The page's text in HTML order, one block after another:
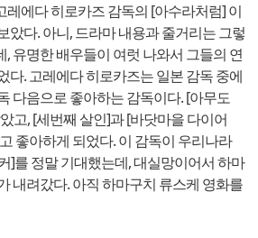
레에다 히로카즈 감독의 [아수라처럼] 이
았다. 아니, 드라마 내용과 줄거리는 그렇
유명한 배우들이 여럿 나와서 그들의 연
다. 고레에다 히로카즈는 일본 감독 중에
다음으로 좋아하는 감독이다. [아무도
고, [세번째 살인]과 [바닷마을 다이어
좋아하게 되었다. 이 감독이 우리나라
]를 정말 기대했는데, 대실망이어서 하마
내려갔다. 아직 하마구치 류스케 영화를